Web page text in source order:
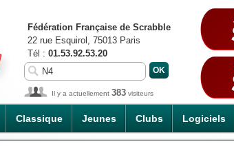
Classique Jeunes Clubs Logiciels
Fédération Française de Scrabble
22 rue Esquirol, 75013 Paris
Tél : 01.53.92.53.20
Il y a actuellement 383 visiteurs